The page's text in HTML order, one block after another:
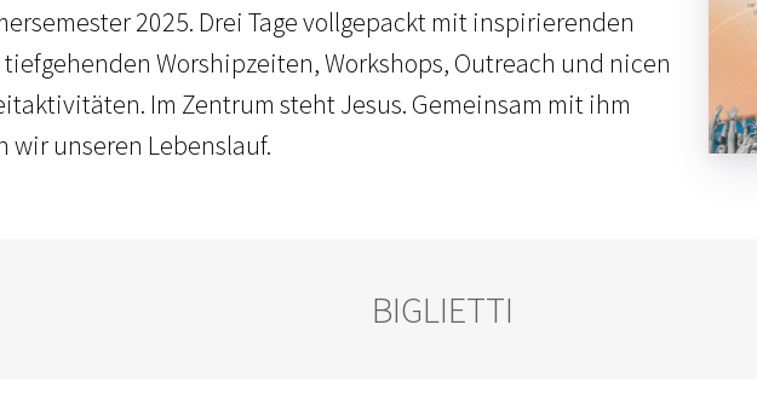
2025. Drei Tage vollgepackt mit inspirierenden
tiefgehenden Worshipzeiten, Workshops, Outreach und nicen
Im Zentrum steht Jesus. Gemeinsam mit ihm
wir unseren Lebenslauf.
BIGLIETTI